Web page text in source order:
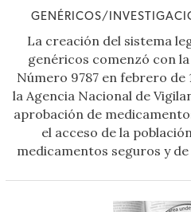
GENÉRICOS/
La creación del sistema
genéricos comenzó con
Número 9787 en febrero de
la Agencia Nacional de
aprobación de
el acceso de la
medicamentos seguros y